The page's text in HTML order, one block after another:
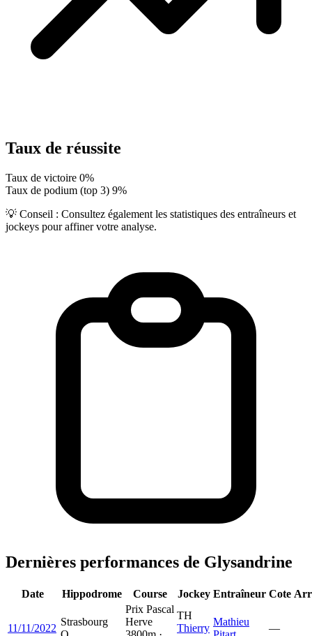
Taux de réussite
Taux de victoire 0%
Taux de podium (top 3) 9%
💡 Conseil : Consultez également les statistiques des entraîneurs et
jockeys pour affiner votre analyse.
Dernières performances de Glysandrine
Date Hippodrome Course Jockey Entraîneur Cote
11/11/2022
Strasbourg
Prix Pascal
Herve
TH
Thierry
Mathieu
—